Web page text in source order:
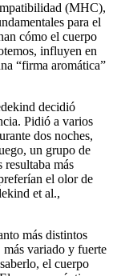
(MHC),
para el
cómo el cuerpo
influyen en
“firma aromática”
decidió
Pidió a varios
dos noches,
un grupo de
resultaba más
el olor de
et al.,
más distintos
variado y fuerte
el cuerpo